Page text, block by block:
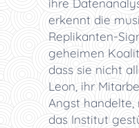
ihre
erkennt die
Replikanten-
geheimen
dass sie nicht
Leon, ihr
Angst
das Institut